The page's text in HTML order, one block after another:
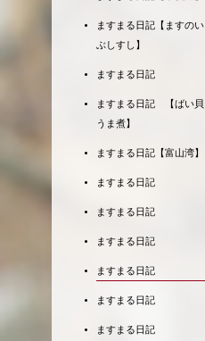
ますまる日記【ますのい
ぶしすし】
ますまる日記
ますまる日記 【ばい貝
うま煮】
ますまる日記【富山湾】
ますまる日記
ますまる日記
ますまる日記
ますまる日記
ますまる日記
ますまる日記